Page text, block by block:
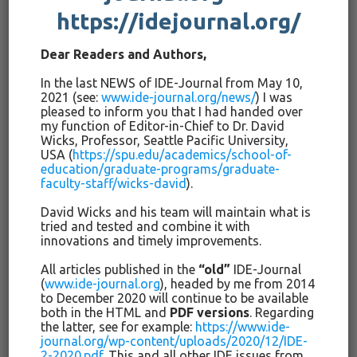
zurückgeführt werden kann und dennoch in einem
bemerkenswerten Sinne an sie zurückgebunden ist“ angibt.
(ebd., S. 244), was – und das liegt am Charakter der
Öffentlichkeit – auf Basis einer unterstellten Gleichheit
erfolgen müsse.
Wenn Arendt (z.B. 1958/2014, S. 214) deutlich macht, dass
HandelnUnterscheidenmeint, dann muss für gerechte
Bezüge in pädagogischen Institutionen gefordert werden,
dass – ganz im Sinne Plessners (1924/2015, S. 102) –
Personen sich als „für einander gleich“ erfahren können.
Eben weil institutionelle Bezüge nicht auf Überzeugungen
oder emotionaler Verbundenheit beruhen (müssen) (ebd., S.
129), braucht es dieses Apriori: Menschen sollen in der
öffentlichen Sphäredie gleiche Chance haben, für einander
bedeutsam werdenzu können. Dass in den Vorgängen der
Selbstbestimmung nicht jede Person gleichermaßen für
andere bedeutsam werden wird, ist kein Argument dagegen,
sondern eines für demokratische Gemeinschaften.
https://idejournal.org/
Dear Readers and Authors,
In the last NEWS of IDE-Journal from May 10,
2021 (see:www.ide-journal.org/news/) I was
pleased to inform you that I had handed over
my function of Editor-in-Chief to Dr. David
Wicks, Professor, Seattle Pacific University,
USA (https://spu.edu/academics/school-of-
education/graduate-programs/graduate-
faculty-staff/wicks-david).
David Wicks and his team will maintain what is
tried and tested and combine it with
innovations and timely improvements.
All articles published in the “old” IDE-Journal
(www.ide-journal.org), headed by me from 2014
to December 2020 will continue to be available
both in the HTML and PDF versions. Regarding
the latter, see for example: https://www.ide-
journal.org/wp-content/uploads/2020/12/IDE-